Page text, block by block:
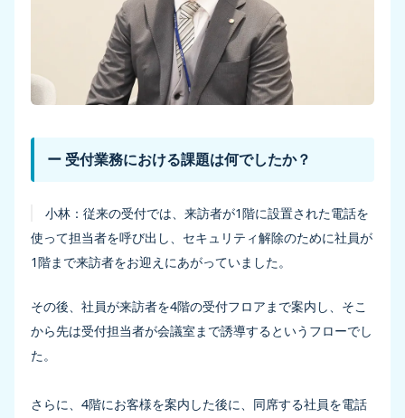
ー 受付業務における課題は何でしたか？
小林：従来の受付では、来訪者が1階に設置された電話を
使って担当者を呼び出し、セキュリティ解除のために社員が
1階まで来訪者をお迎えにあがっていました。
その後、社員が来訪者を4階の受付フロアまで案内し、そこ
から先は受付担当者が会議室まで誘導するというフローでし
た。
さらに、4階にお客様を案内した後に、同席する社員を電話